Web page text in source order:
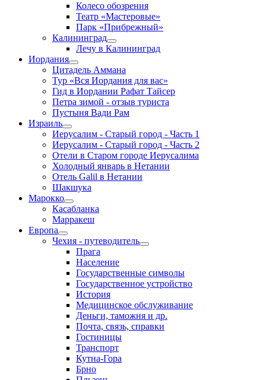
Колесо обозрения
Театр «Мастеровые»
Парк «Прибрежный»
Калининград
Лечу в Калининград
Иордания
Цитадель Аммана
Тур «Вся Иордания для вас»
Гид в Иордании Рафат Тайсер
Петра зимой - отзыв туриста
Пустыня Вади Рам
Израиль
Иерусалим - Старый город - Часть 1
Иерусалим - Старый город - Часть 2
Отели в Старом городе Иерусалима
Холодный январь в Нетании
Отель Galil в Нетании
Шакшука
Марокко
Касабланка
Марракеш
Европа
Чехия - путеводитель
Прага
Население
Государственные символы
Государственное устройство
История
Медицинское обслуживание
Деньги, таможня и др.
Почта, связь, справки
Гостиницы
Транспорт
Кутна-Гора
Брно